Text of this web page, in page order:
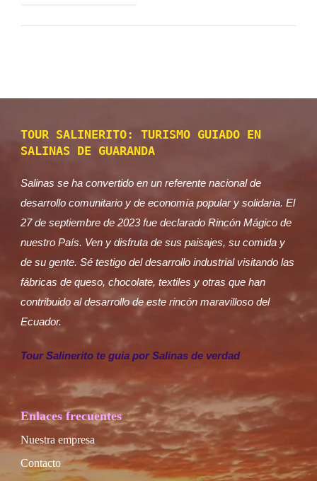
TOUR SALINERITO: TURISMO GUIADO EN
SALINAS DE GUARANDA
Salinas se ha convertido en un referente nacional de
desarrollo comunitario y de economía popular y solidaria. El
27 de septiembre de 2023 fue declarado Rincón Mágico de
nuestro País. Ven y disfruta de sus paisajes, su comida y
de su gente. Sé testigo del desarrollo industrial visitando las
fábricas de queso, chocolate, textiles y otras que han
contribuido al desarrollo de este rincón maravilloso del
Ecuador.
Tour Salinerito te guia por Salinas de verdad
Enlaces frecuentes
Nuestra empresa
Contacto